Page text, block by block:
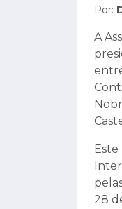
Por:
A
28